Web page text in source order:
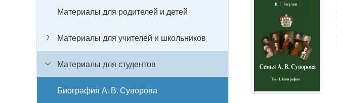
Материалы для родителей и детей
Материалы для учителей и школьников
Материалы для студентов
Биография А. В. Суворова